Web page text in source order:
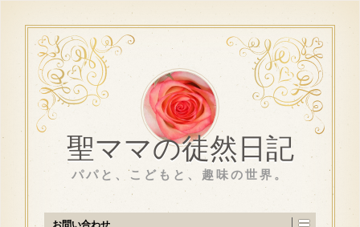
聖ママの徒然日記
パパと、こどもと、趣味の世界。
お問い合わせ